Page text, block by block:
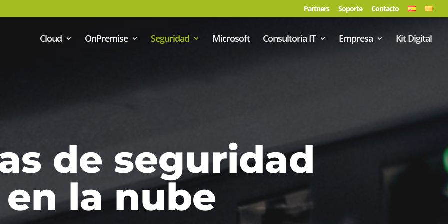
Partners Soporte Contacto
Cloud OnPremise Seguridad Microsoft Consultoría IT Empresa Kit Digital
de seguridad
en la nube